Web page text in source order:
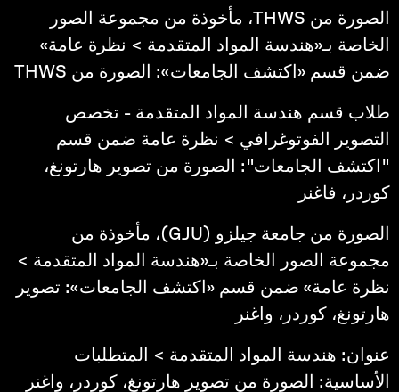
الصورة من THWS، مأخوذة من مجموعة الصور
الخاصة بـ«هندسة المواد المتقدمة > نظرة عامة»
ضمن قسم «اكتشف الجامعات»: الصورة من THWS
طلاب قسم هندسة المواد المتقدمة - تخصص
التصوير الفوتوغرافي > نظرة عامة ضمن قسم
"اكتشف الجامعات": الصورة من تصوير هارتونغ،
كوردر، فاغنر
الصورة من جامعة جيلزو (GJU)، مأخوذة من
مجموعة الصور الخاصة بـ«هندسة المواد المتقدمة >
نظرة عامة» ضمن قسم «اكتشف الجامعات»: تصوير
هارتونغ، كوردر، واغنر
عنوان: هندسة المواد المتقدمة > المتطلبات
الأساسية: الصورة من تصوير هارتونغ، كوردر، واغنر